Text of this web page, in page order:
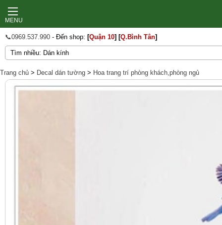
MENU
📞0969.537.990 - Đến shop: [Quận 10] [Q.Bình Tân]
Trang chủ > Decal dán tường > Hoa trang trí phòng khách,phòng ngủ